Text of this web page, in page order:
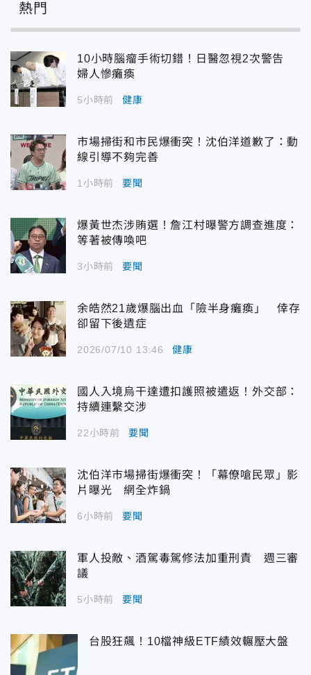
熱門
10小時腦瘤手術切錯！日醫忽視2次警告
婦人慘癱瘓
5小時前 健康
市場掃街和市民爆衝突！沈伯洋道歉了：動
線引導不夠完善
1小時前 要聞
爆黃世杰涉賄選！詹江村曝警方調查進度：
等著被傳喚吧
3小時前 要聞
余皓然21歲爆腦出血「險半身癱瘓」 倖存
卻留下後遺症
2026/07/10 13:46 健康
國人入境烏干達遭扣護照被遣返！外交部：
持續連繫交涉
22小時前 要聞
沈伯洋市場掃街爆衝突！「幕僚嗆民眾」影
片曝光 網全炸鍋
6小時前 要聞
軍人投敵、酒駕毒駕修法加重刑責 週三審
議
5小時前 要聞
台股狂飆！10檔神級ETF績效輾壓大盤